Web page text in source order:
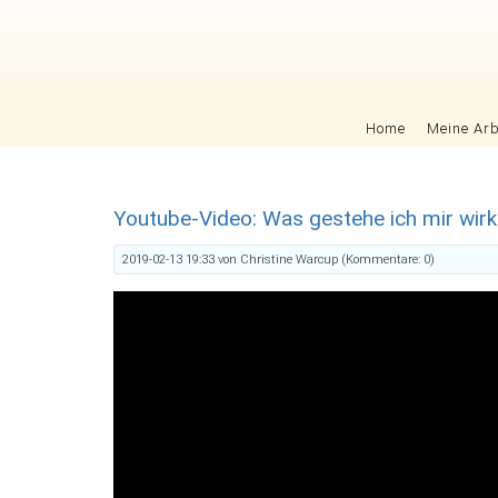
Home Meine
Youtube-Video: Was gestehe ich mir
2019-02-13 19:33 von Christine Warcup (Kommentare: 0)